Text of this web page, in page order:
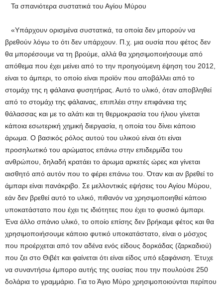
Τα σπανιότερα συστατικά του Αγίου Μύρου
«Υπάρχουν ορισμένα συστατικά, τα οποία δεν μπορούν να
βρεθούν λόγω το ότι δεν υπάρχουν. Π.χ. μια ουσία που φέτος δεν
θα μπορέσουμε να τη βρούμε, αλλά θα χρησιμοποιήσουμε από
απόθεμα που έχει μείνει από το την προηγούμενη έψηση του 2012,
είναι το άμπερι, το οποίο είναι προϊόν που αποβάλλει από το
στομάχι της η φάλαινα φυσητήρας. Αυτό το υλικό, όταν αποβληθεί
από το στομάχι της φάλαινας, επιπλέει στην επιφάνεια της
θάλασσας και με το αλάτι και τη θερμοκρασία του ήλιου γίνεται
κάποια εσωτερική χημική διεργασία, η οποία του δίνει κάποιο
άρωμα. Ο βασικός ρόλος αυτού του υλικού είναι ότι είναι
προσηλωτικό του αρώματος επάνω στην επιδερμίδα του
ανθρώπου, δηλαδή κρατάει το άρωμα αρκετές ώρες και γίνεται
αισθητό από αυτόν που το φέρει επάνω του. Όταν και αν βρεθεί το
άμπαρι είναι πανάκριβο. Σε μελλοντικές εψήσεις του Αγίου Μύρου,
εάν δεν βρεθεί αυτό το υλικό, πιθανόν να χρησιμοποιηθεί κάποιο
υποκατάστατο που έχει τις ιδιότητες που έχει το φυσικό άμπαρι.
Ένα άλλο σπάνιο υλικό, το οποίο επίσης δεν βρήκαμε φέτος και θα
χρησιμοποιήσουμε κάποιο φυτικό υποκατάστατο, είναι ο μόσχος
που προέρχεται από τον αδένα ενός είδους δορκάδας (ζαρκαδιού)
που ζει στο Θιβέτ και φαίνεται ότι είναι είδος υπό εξαφάνιση. Έτυχε
να συναντήσω έμπορο αυτής της ουσίας που την πουλούσε 250
δολάρια το γραμμάριο. Για το Άγιο Μύρο χρησιμοποιούνται περίπου